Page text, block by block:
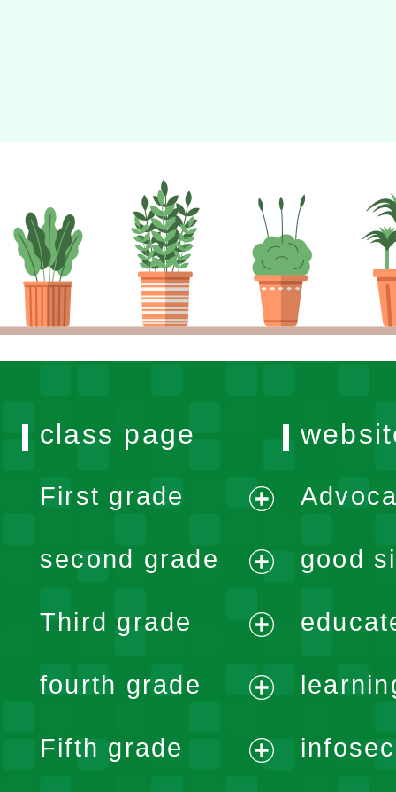
class page
First grade
menu
second grade
menu
Third grade
menu
fourth grade
menu
Fifth grade
good